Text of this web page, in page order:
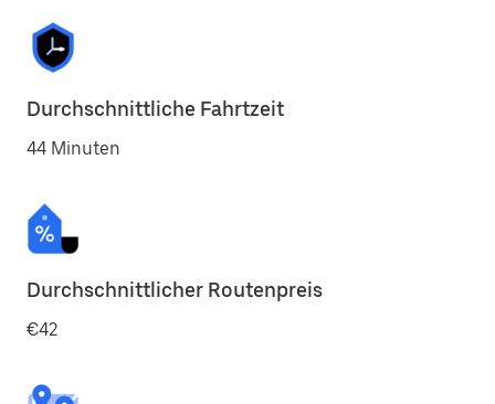
Durchschnittliche Fahrtzeit
44 Minuten
Durchschnittlicher Routenpreis
€42